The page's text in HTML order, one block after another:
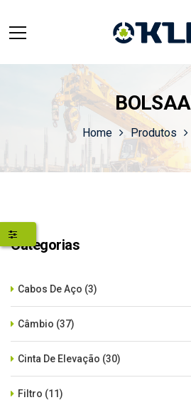
Home Produtos
Categorias
Cabos De Aço (3)
Câmbio (37)
Cinta De Elevação (30)
Filtro (11)